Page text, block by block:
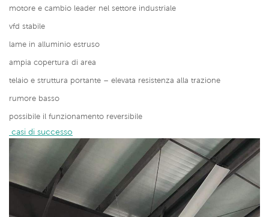
motore e cambio leader nel settore industriale
vfd stabile
lame in alluminio estruso
ampia copertura di area
telaio e struttura portante – elevata resistenza alla trazione
rumore basso
possibile il funzionamento reversibile
casi di successo